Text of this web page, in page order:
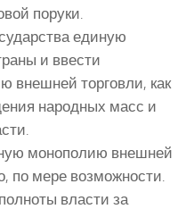
поруки.
единую
и ввести
внешней торговли, как
народных масс и
монополию внешней
по мере возможности.
власти за